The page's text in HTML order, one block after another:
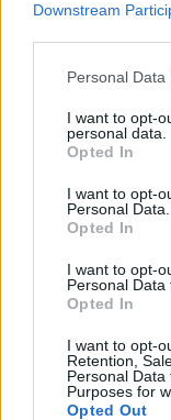
Downstream
Please note that
not limited to your
grant or deny
use your data for
consent section.
Personal
I want to opt-
personal data.
Opted In
I want to opt-
Personal Data.
Opted In
I want to opt-
Personal Data
Opted In
I want to opt-
Retention,
Personal
Purposes for
Opted Out